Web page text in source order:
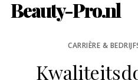
Beauty-Pro.nl
CARRIÈRE &